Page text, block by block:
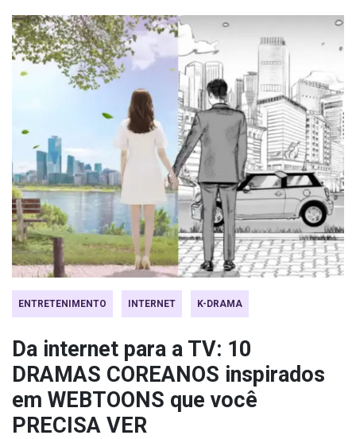
ENTRETENIMENTO INTERNET K-DRAMA
Da internet para a TV: 10
DRAMAS COREANOS inspirados
em WEBTOONS que você
PRECISA VER